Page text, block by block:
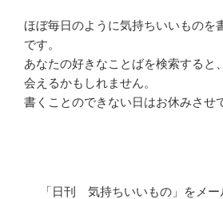
ほぼ毎日のように気持ちいいものを
です。
あなたの好きなことばを検索すると
会えるかもしれません。
書くことのできない日はお休みさせ
「日刊 気持ちいいもの」をメー